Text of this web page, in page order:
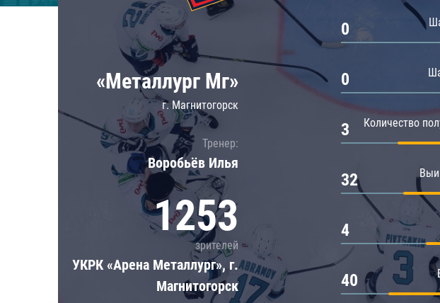
Локомотив
ЦСКА
Шанхайские Драконы
«Металлург Мг»
г. Магнитогорск
Тренер:
Воробьёв Илья
1253
зрителей
УКРК «Арена Металлург», г.
Магнитогорск
0
0
Количество
3
32
4
40